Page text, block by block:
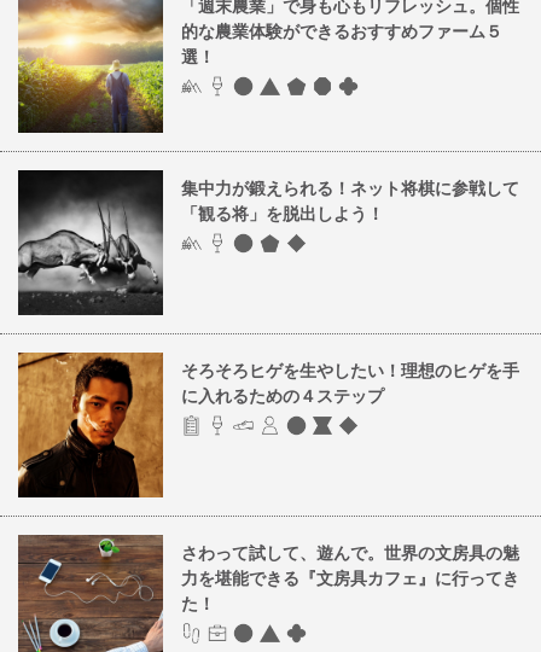
「週末農業」で身も心もリフレッシュ。個性
的な農業体験ができるおすすめファーム５
選！
集中力が鍛えられる！ネット将棋に参戦して
「観る将」を脱出しよう！
そろそろヒゲを生やしたい！理想のヒゲを手
に入れるための４ステップ
さわって試して、遊んで。世界の文房具の魅
力を堪能できる『文房具カフェ』に行ってき
た！